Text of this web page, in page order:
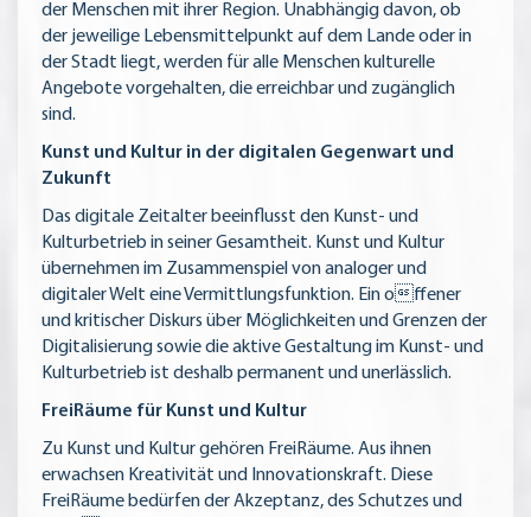
der Menschen mit ihrer Region. Unabhängig davon, ob
der jeweilige Lebensmittelpunkt auf dem Lande oder in
der Stadt liegt, werden für alle Menschen kulturelle
Angebote vorgehalten, die erreichbar und zugänglich
sind.
Kunst und Kultur in der digitalen Gegenwart und
Zukunft
Das digitale Zeitalter beeinflusst den Kunst- und
Kulturbetrieb in seiner Gesamtheit. Kunst und Kultur
übernehmen im Zusammenspiel von analoger und
digitaler Welt eine Vermittlungsfunktion. Ein offener
und kritischer Diskurs über Möglichkeiten und Grenzen der
Digitalisierung sowie die aktive Gestaltung im Kunst- und
Kulturbetrieb ist deshalb permanent und unerlässlich.
FreiRäume für Kunst und Kultur
Zu Kunst und Kultur gehören FreiRäume. Aus ihnen
erwachsen Kreativität und Innovationskraft. Diese
FreiRäume bedürfen der Akzeptanz, des Schutzes und